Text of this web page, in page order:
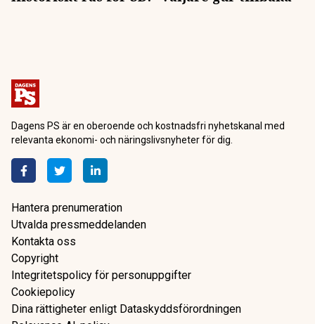
Dagens PS är en oberoende och kostnadsfri nyhetskanal med
relevanta ekonomi- och näringslivsnyheter för dig.
Hantera prenumeration
Utvalda pressmeddelanden
Kontakta oss
Copyright
Integritetspolicy för personuppgifter
Cookiepolicy
Dina rättigheter enligt Dataskyddsförordningen